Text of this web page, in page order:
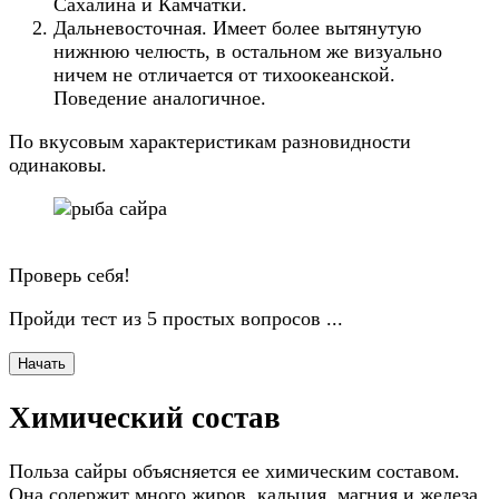
Сахалина и Камчатки.
Дальневосточная. Имеет более вытянутую
нижнюю челюсть, в остальном же визуально
ничем не отличается от тихоокеанской.
Поведение аналогичное.
По вкусовым характеристикам разновидности
одинаковы.
Проверь себя!
Пройди тест из 5 простых вопросов ...
Начать
Химический состав
Польза сайры объясняется ее химическим составом.
Она содержит много жиров, кальция, магния и железа,